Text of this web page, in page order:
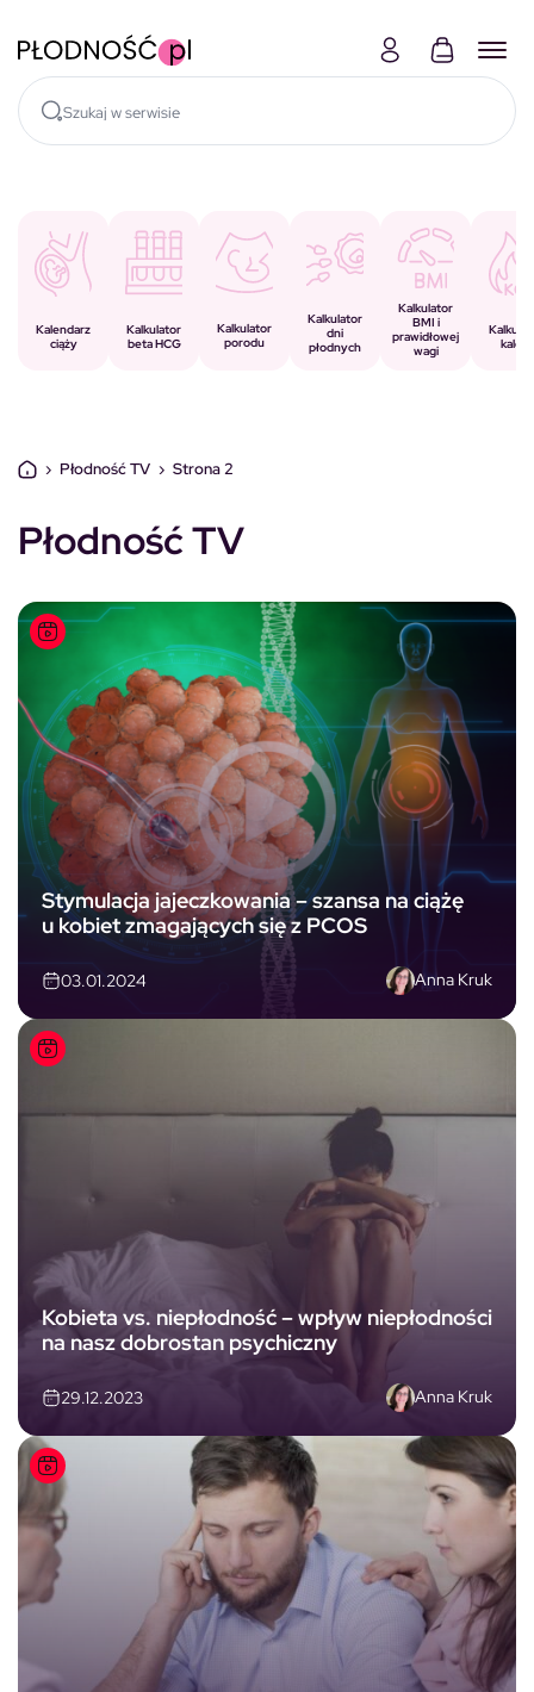
Kalendarz
ciąży
Kalkulator
beta HCG
Kalkulator
porodu
Kalkulator
dni
płodnych
Kalkulator
BMI i
prawidłowej
wagi
kalorii
› Płodność TV › Strona 2
Płodność TV
Stymulacja jajeczkowania – szansa na ciążę
u kobiet zmagających się z PCOS
03.01.2024 Anna Kruk
Kobieta vs. niepłodność – wpływ niepłodności
na nasz dobrostan psychiczny
29.12.2023 Anna Kruk